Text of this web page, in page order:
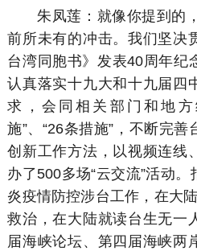
朱凤莲：就像你提到的，
前所未有的冲击。我们坚决
台湾同胞书》发表40周年纪
认真落实十九大和十九届四
求，会同相关部门和地
施”、“26条措施”，不断完
创新工作方法，以视频连线
办了500多场“云交流”活动
炎疫情防控涉台工作，在大
救治，在大陆就读台生无一
届海峡论坛、第四届海峡两